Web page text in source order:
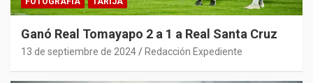
Ganó Real Tomayapo 2 a 1 a Real Santa Cruz
13 de septiembre de 2024 Redacción Expediente